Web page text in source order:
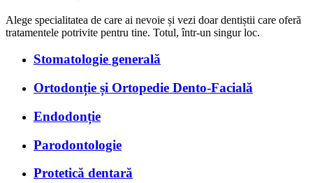
Alege specialitatea de care ai nevoie și vezi doar dentiștii care oferă
tratamentele potrivite pentru tine. Totul, într-un singur loc.
Stomatologie generală
Ortodonție și Ortopedie Dento-Facială
Endodonție
Parodontologie
Protetică dentară